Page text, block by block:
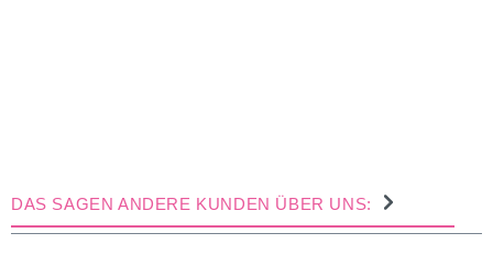
DAS SAGEN ANDERE KUNDEN ÜBER UNS: